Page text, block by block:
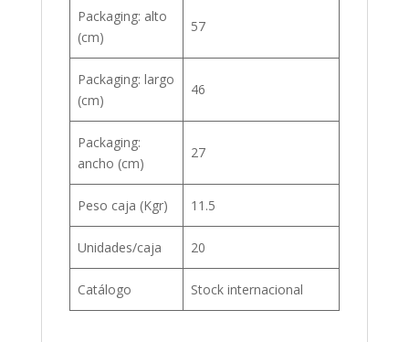
Packaging: alto
(cm)
57
Packaging: largo
(cm)
46
Packaging:
ancho (cm)
27
Peso caja (Kgr) 11.5
Unidades/caja 20
Catálogo Stock internacional